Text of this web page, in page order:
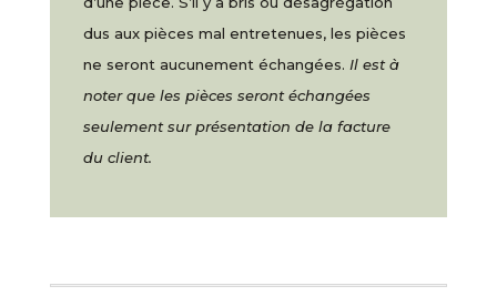
dus aux pièces mal entretenues, les pièces
ne seront aucunement échangées. Il est à
noter que les pièces seront échangées
seulement sur présentation de la facture
du client.